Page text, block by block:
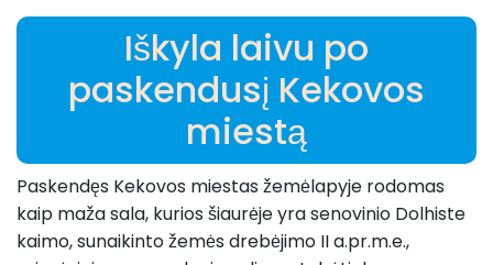
Iškyla laivu po
paskendusį Kekovos
miestą
Paskendęs Kekovos miestas žemėlapyje rodomas
kaip maža sala, kurios šiaurėje yra senovinio Dolhiste
kaimo, sunaikinto žemės drebėjimo II a.pr.m.e.,